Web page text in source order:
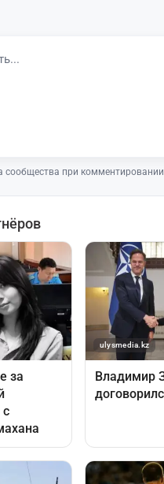
сообщества при комментировании